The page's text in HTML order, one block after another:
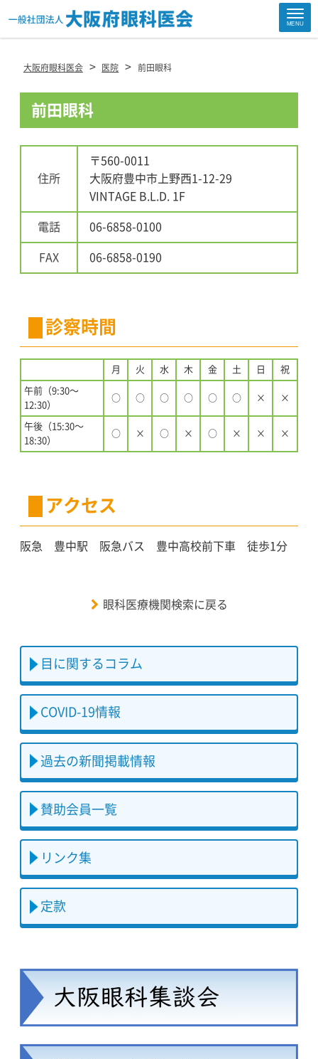
MENU
大阪府眼科医会 > 医院 > 前田眼科
前田眼科
住所
〒560-0011
大阪府豊中市上野西1-12-29
VINTAGE B.L.D. 1F
電話 06-6858-0100
FAX 06-6858-0190
診察時間
月 火 水 木 金 土 日 祝
午前（9:30〜
12:30）
○ ○ ○ ○ ○ ○ × ×
午後（15:30〜
18:30）
○ × ○ × ○ × × ×
アクセス
阪急 豊中駅 阪急バス 豊中高校前下車 徒歩1分
眼科医療機関検索に戻る
目に関するコラム
COVID-19情報
過去の新聞掲載情報
賛助会員一覧
リンク集
定款
Site
Footer